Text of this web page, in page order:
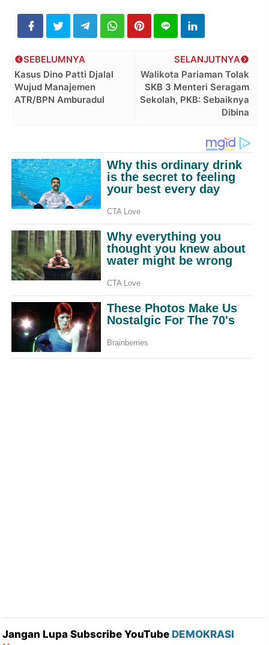
SELANJUTNYA
Walikota Pariaman Tolak
SKB 3 Menteri Seragam
Sekolah, PKB: Sebaiknya
Dibina
SEBELUMNYA
Kasus Dino Patti Djalal
Wujud Manajemen
ATR/BPN Amburadul
Jangan Lupa Subscribe YouTube DEMOKRASI